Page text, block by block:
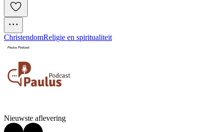
ChristendomReligie en spiritualiteit
Nieuwste aflevering